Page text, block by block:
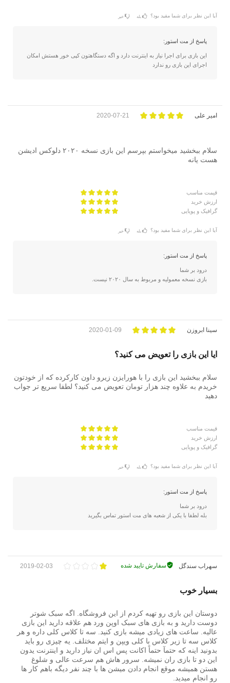
آیا این نظر برای شما مفید بود؟ بله خیر
پاسخ از مت استور:
این بازی برای اجرا نیاز به اینترنت دارد و اگه دستگاهتون کپی خور هستش امکان
اجرای این بازی رو ندارد
امیر علی 2020-07-21
سلام ببخشید میخواستم بپرسم این بازی نسخه ۲۰۲۰ دلوکس ادیشن
هست یانه
قیمت مناسب
ارزش خرید
گرافیک و پویایی
آیا این نظر برای شما مفید بود؟ بله خیر
پاسخ از مت استور:
درود بر شما
بازی نسخه معمولیه و مربوط به سال ۲۰۲۰ نیست.
سینا ابروزن 2020-01-09
ایا این بازی را تعویض می کنید؟
سلام ببخشید این بازی را با هورایزن زیرو داون کارکرده که از خودتون
خریدم به علاوه چند هزار تومان تعویض می کنید؟ لطفا سریع تر جواب
دهید
قیمت مناسب
ارزش خرید
گرافیک و پویایی
آیا این نظر برای شما مفید بود؟ بله خیر
پاسخ از مت استور:
درود بر شما
بله لطفا با یکی از شعبه های مت استور تماس بگیرید
سهراب سندگل سفارش تایید شده 2019-02-03
بسیار خوب
دوستان این بازی رو تهیه کردم از این فروشگاه. اگه سبک شوتر
دوست دارید و به بازی های سبک اوپن ورد هم علاقه دارید این بازی
عالیه. ساعت های زیادی میشه بازی کنید. سه تا کلاس کلی داره و هر
کلاس سه تا زیر کلاس با کلی ویپن و ایتم مختلف. یه چیزی رو باید
بدونید اینه که حتمآ حتماً اکانت پس اس ان نیاز دارید و اینترنت یدون
این دو تا بازی ران نمیشه. سرور هاش هم سرعت عالی و شلوغ
هستن همیشه موقع انجام دادن میشن ها با چند نفر دیگه باهم کار ها
رو انجام میدید.